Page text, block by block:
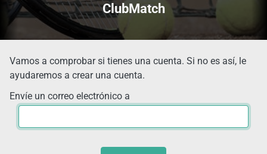
ClubMatch
Vamos a comprobar si tienes una cuenta. Si no es así, le
ayudaremos a crear una cuenta.
Envíe un correo electrónico a